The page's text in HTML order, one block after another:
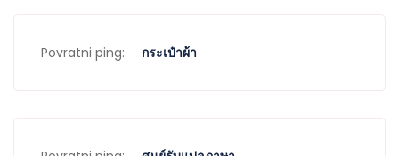
Povratni ping: กระเป๋าผ้า